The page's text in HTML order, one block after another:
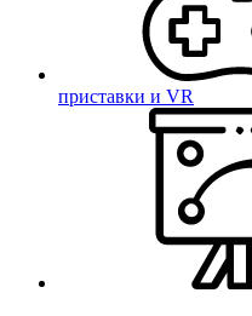
приставки и VR